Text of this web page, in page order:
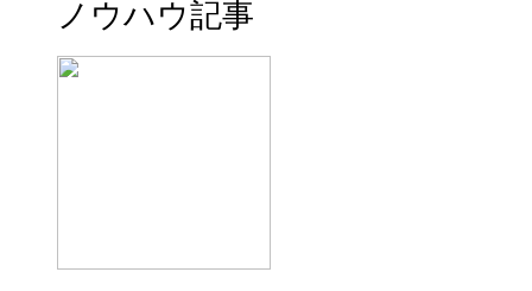
ノウハウ記事